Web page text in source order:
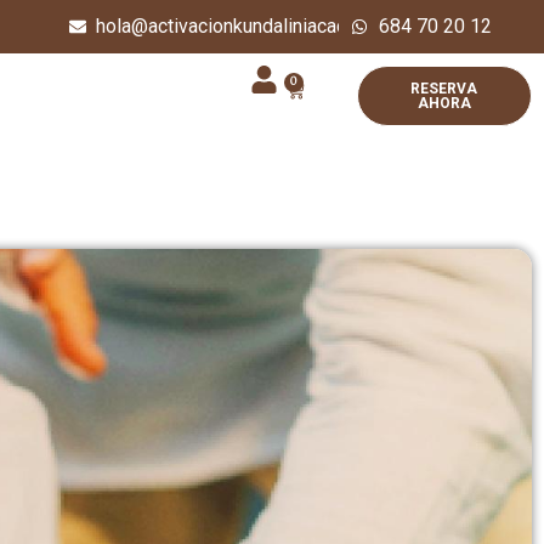
hola@activacionkundaliniacademy.com684 70 20 12
0
RESERVA
AHORA